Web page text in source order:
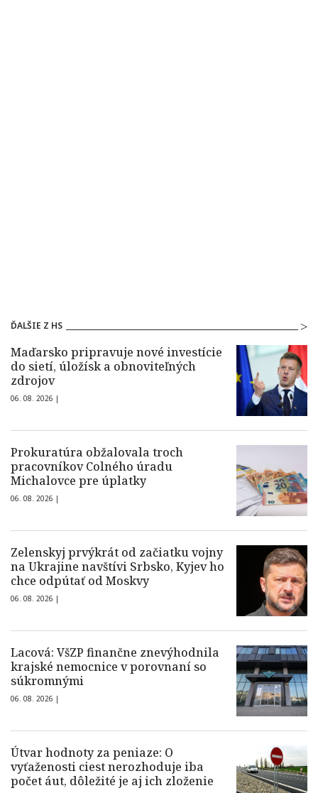
ĎALŠIE Z HS
Maďarsko pripravuje nové investície
do sietí, úložísk a obnoviteľných
zdrojov
06. 08. 2026 |
Prokuratúra obžalovala troch
pracovníkov Colného úradu
Michalovce pre úplatky
06. 08. 2026 |
Zelenskyj prvýkrát od začiatku vojny
na Ukrajine navštívi Srbsko, Kyjev ho
chce odpútať od Moskvy
06. 08. 2026 |
Lacová: VšZP finančne znevýhodnila
krajské nemocnice v porovnaní so
súkromnými
06. 08. 2026 |
Útvar hodnoty za peniaze: O
vyťaženosti ciest nerozhoduje iba
počet áut, dôležité je aj ich zloženie